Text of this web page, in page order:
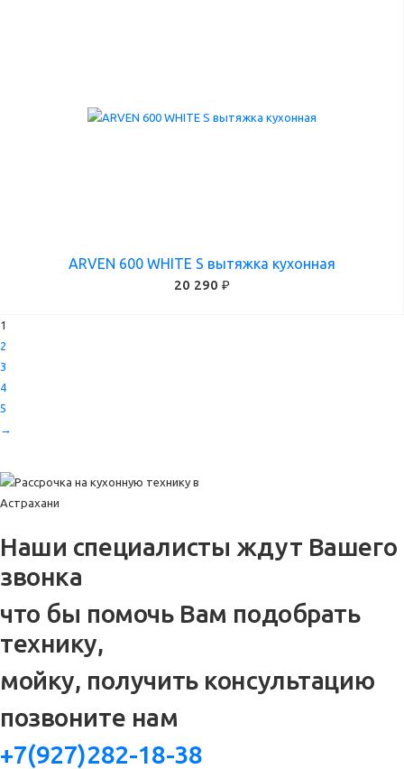
ARVEN 600 WHITE S вытяжка кухонная
20 290 ₽
1
2
3
4
5
→
Наши специалисты ждут Вашего
звонка
что бы помочь Вам подобрать
технику,
мойку, получить консультацию
позвоните нам
+7(927)282-18-38